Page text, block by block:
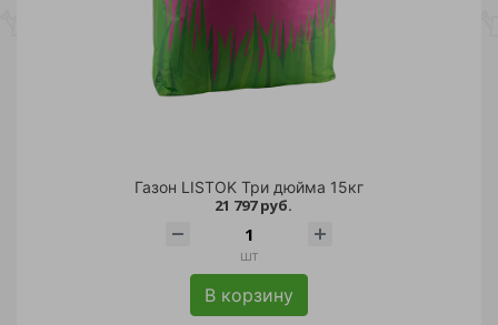
Газон LISTOK Три дюйма 15кг
21 797 руб.
шт
В корзину